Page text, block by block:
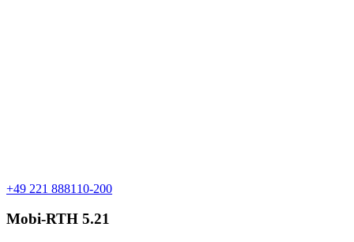
+49 221 888110-200
Mobi-RTH 5.21